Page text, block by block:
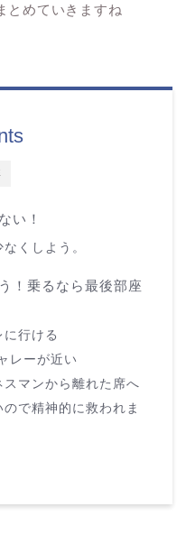
とめていきますね
い！
くしよう。
！乗るなら最後部座
行ける
レーが近い
スマンから離れた席へ
で精神的に救われま